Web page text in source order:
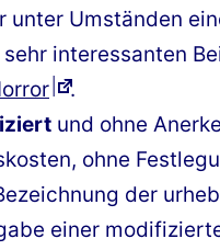
Umständen
interessanten
.
und ohne
ohne
der
einer